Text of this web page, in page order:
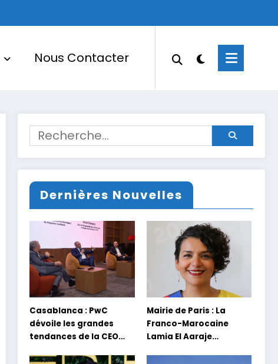
Nous Contacter
Dernières Nouvelles
Casablanca : PwC
dévoile les grandes
tendances de la CEO
Mairie de Paris : La
Franco-Marocaine
Lamia El Aaraje